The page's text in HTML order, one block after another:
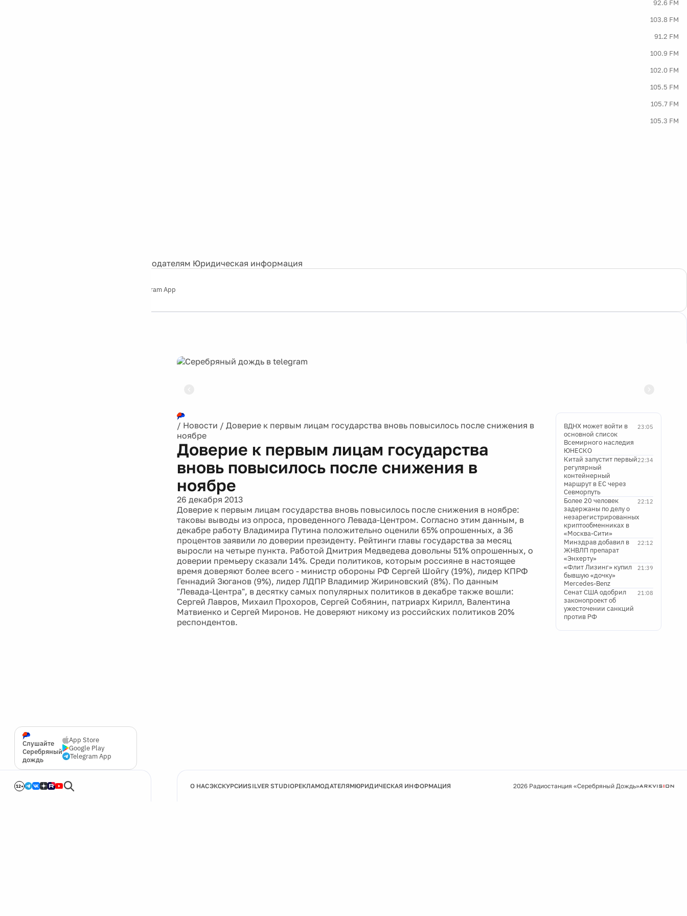
92.6 FM
103.8 FM
91.2 FM
100.9 FM
102.0 FM
105.5 FM
105.7 FM
105.3 FM
Рекламодателям Юридическая информация
Telegram App
Слушайте
Серебряный
дождь
App Store
Google Play
Telegram App
12+
/ Новости / Доверие к первым лицам государства вновь повысилось после снижения в
ноябре
Доверие к первым лицам государства
вновь повысилось после снижения в
ноябре
26 декабря 2013
Доверие к первым лицам государства вновь повысилось после снижения в ноябре:
таковы выводы из опроса, проведенного Левада-Центром. Согласно этим данным, в
декабре работу Владимира Путина положительно оценили 65% опрошенных, а 36
процентов заявили ло доверии президенту. Рейтинги главы государства за месяц
выросли на четыре пункта. Работой Дмитрия Медведева довольны 51% опрошенных, о
доверии премьеру сказали 14%. Среди политиков, которым россияне в настоящее
время доверяют более всего - министр обороны РФ Сергей Шойгу (19%), лидер КПРФ
Геннадий Зюганов (9%), лидер ЛДПР Владимир Жириновский (8%). По данным
"Левада-Центра", в десятку самых популярных политиков в декабре также вошли:
Сергей Лавров, Михаил Прохоров, Сергей Собянин, патриарх Кирилл, Валентина
Матвиенко и Сергей Миронов. Не доверяют никому из российских политиков 20%
респондентов.
23:05
ВДНХ может войти в
основной список
Всемирного наследия
ЮНЕСКО
22:34
Китай запустит первый
регулярный
контейнерный
маршрут в ЕС через
Севморпуть
22:12
Более 20 человек
задержаны по делу о
незарегистрированных
криптообменниках в
«Москва-Сити»
22:12
Минздрав добавил в
ЖНВЛП препарат
«Энхерту»
21:39
«Флит Лизинг» купил
бывшую «дочку»
Mercedes-Benz
21:08
Сенат США одобрил
законопроект об
ужесточении санкций
против РФ
О НАСЭКСКУРСИИSILVER STUDIOРЕКЛАМОДАТЕЛЯМЮРИДИЧЕСКАЯ ИНФОРМАЦИЯ 2026 Радиостанция «Серебряный Дождь»